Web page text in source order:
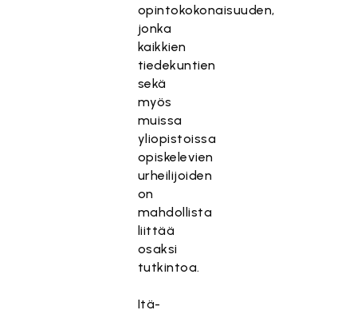
opintokokonaisuuden,
jonka
kaikkien
tiedekuntien
sekä
myös
muissa
yliopistoissa
opiskelevien
urheilijoiden
on
mahdollista
liittää
osaksi
tutkintoa.
Itä-